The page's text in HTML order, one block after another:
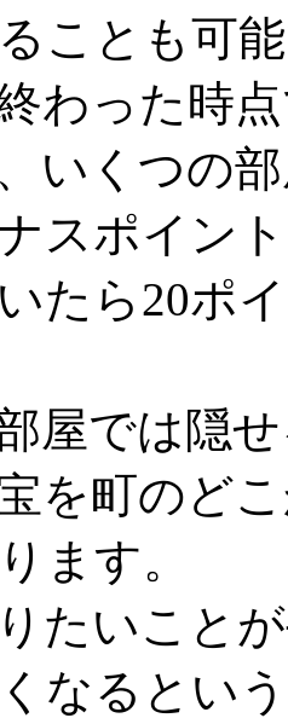
ことも可
わった時
いくつの
スポイン
たら20ポ
屋では隠
を町のど
ます。
たいこと
なるとい